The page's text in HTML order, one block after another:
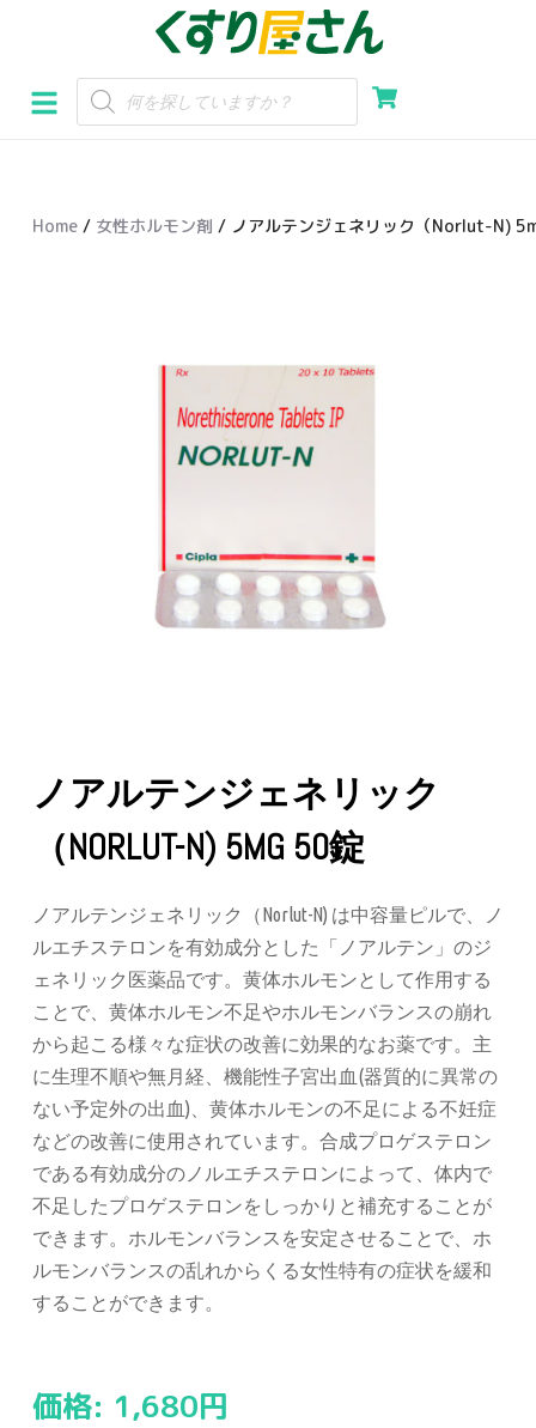
ン
テ
スHome / 女性ホルモン剤 / ノアルテンジェネリック（Norlut-N)
ノアルテンジェネリック
（NORLUT-N) 5MG 50錠
ノアルテンジェネリック（Norlut-N) は中容量ピルで、ノ
ルエチステロンを有効成分とした「ノアルテン」のジ
ェネリック医薬品です。黄体ホルモンとして作用する
ことで、黄体ホルモン不足やホルモンバランスの崩れ
から起こる様々な症状の改善に効果的なお薬です。主
に生理不順や無月経、機能性子宮出血(器質的に異常の
ない予定外の出血)、黄体ホルモンの不足による不妊症
などの改善に使用されています。合成プロゲステロン
である有効成分のノルエチステロンによって、体内で
不足したプロゲステロンをしっかりと補充することが
できます。ホルモンバランスを安定させることで、ホ
ルモンバランスの乱れからくる女性特有の症状を緩和
することができます。
価格: 1,680円